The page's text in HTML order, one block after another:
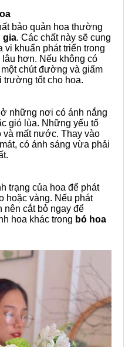
bảo quản hoa thường
gia. Các chất này sẽ cung
khuẩn phát triển trong
hơn. Nếu không có
chút đường và giấm
trường tốt cho hoa.
ở những nơi có ánh nắng
gió lùa. Những yếu tố
và mất nước. Thay vào
có ánh sáng vừa phải
trạng của hoa để phát
hoặc vàng. Nếu phát
nên cắt bỏ ngay để
hoa khác trong bó hoa